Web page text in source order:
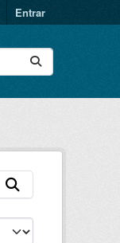
Entrar